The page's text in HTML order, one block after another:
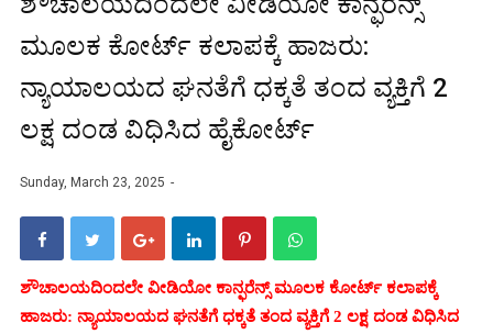
ಮೂಲಕ ಕೋರ್ಟ್ ಕಲಾಪಕ್ಕೆ ಹಾಜರು:
ನ್ಯಾಯಾಲಯದ ಘನತೆಗೆ ಧಕ್ಕತೆ ತಂದ ವ್ಯಕ್ತಿಗೆ 2
ಲಕ್ಷ ದಂಡ ವಿಧಿಸಿದ ಹೈಕೋರ್ಟ್‌
Sunday, March 23, 2025
ಶೌಚಾಲಯದಿಂದಲೇ ವೀಡಿಯೋ ಕಾನ್ಫರೆನ್ಸ್‌ ಮೂಲಕ ಕೋರ್ಟ್ ಕಲಾಪಕ್ಕೆ
ಹಾಜರು: ನ್ಯಾಯಾಲಯದ ಘನತೆಗೆ ಧಕ್ಕತೆ ತಂದ ವ್ಯಕ್ತಿಗೆ 2 ಲಕ್ಷ ದಂಡ ವಿಧಿಸಿದ